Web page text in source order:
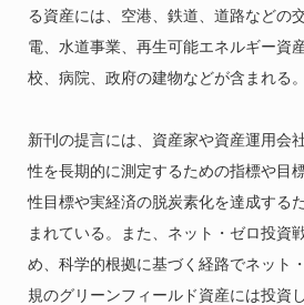
る資産には、空港、鉄道、道路などの
電、水道事業、再生可能エネルギー資
校、病院、政府の建物などが含まれる。
新刊の提言には、資産家や資産運用会
性を長期的に測定するための指標や目
性目標や実経済の脱炭素化を達成する
まれている。また、ネット・ゼロ投資
め、科学的根拠に基づく経路でネット
規のグリーンフィールド資産には投資